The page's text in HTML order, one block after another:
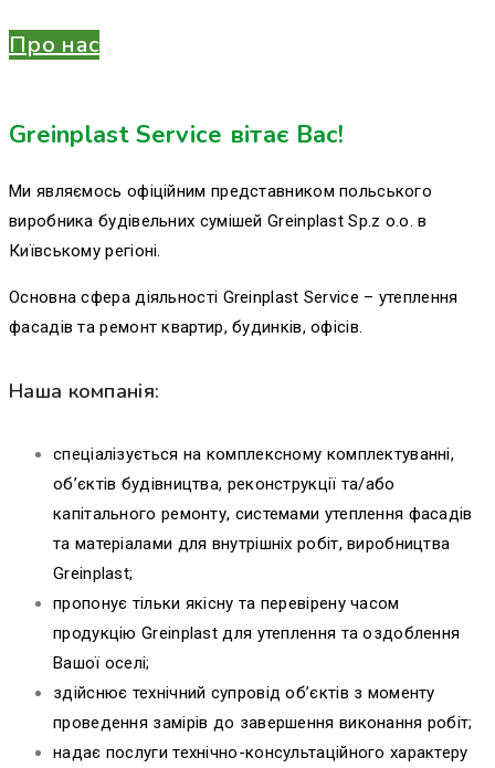
Про нас
Greinplast Service вітає Вас!
Ми являємось офіційним представником польського
виробника будівельних сумішей Greinplast Sp.z o.o. в
Київському регіоні.
Основна сфера діяльності Greinplast Service – утеплення
фасадів та ремонт квартир, будинків, офісів.
Наша компанія:
спеціалізується на комплексному комплектуванні,
об’єктів будівництва, реконструкції та/або
капітального ремонту, системами утеплення фасадів
та матеріалами для внутрішніх робіт, виробництва
Greinplast;
пропонує тільки якісну та перевірену часом
продукцію Greinplast для утеплення та оздоблення
Вашої оселі;
здійснює технічний супровід об’єктів з моменту
проведення замірів до завершення виконання робіт;
надає послуги технічно-консультаційного характеру